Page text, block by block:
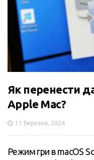
Як перенести
Apple Mac?
11 Березня, 2024
Режим гри в macOS